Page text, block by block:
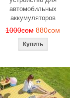
автомобильных
аккумуляторов
1000сом 880сом